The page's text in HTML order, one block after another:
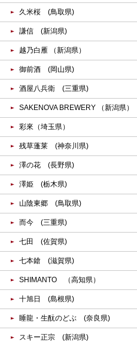
久米桜 (鳥取県)
謙信 (新潟県)
越乃白雁 （新潟県）
御前酒 (岡山県)
酒屋八兵衛 (三重県)
SAKENOVA BREWERY （新潟県）
彩來（埼玉県）
残草蓬莱 (神奈川県)
澤の花 (長野県)
澤姫 (栃木県)
山陰東郷 (鳥取県)
而今 (三重県)
七田 (佐賀県)
七本鎗 (滋賀県)
SHIMANTO （高知県）
十旭日 (島根県)
睡龍・生酛のどぶ (奈良県)
スキー正宗 (新潟県)